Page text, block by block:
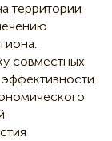
территории
совместных